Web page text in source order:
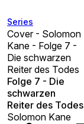
Series
Cover - Solomon
Kane - Folge 7 -
Die schwarzen
Reiter des Todes
Folge 7 - Die
schwarzen
Reiter des Todes
Solomon Kane